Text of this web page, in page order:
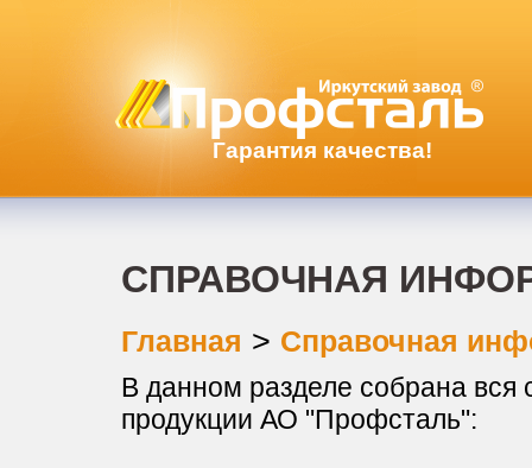
Гарантия качества!
СПРАВОЧНАЯ
Главная > Справочная
В данном разделе собрана
продукции АО "Профсталь":